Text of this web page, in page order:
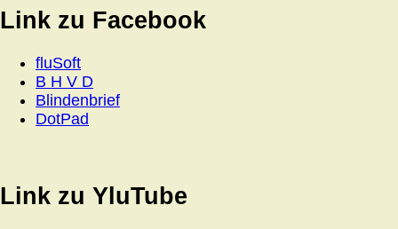
Link zu Facebook
fluSoft
B H V D
Blindenbrief
DotPad
Link zu YluTube